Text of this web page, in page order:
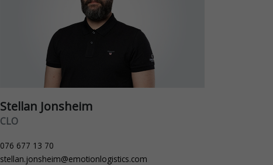
Stellan Jonsheim
CLO
076 677 13 70
stellan.jonsheim@emotionlogistics.com